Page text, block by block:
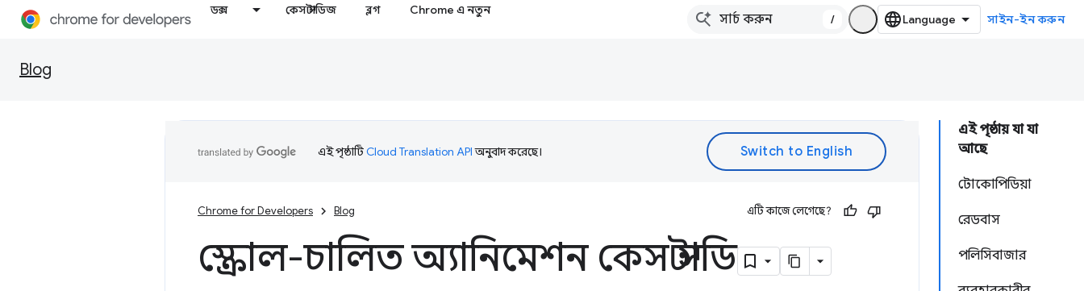
ডক্স কেস স্টাডিজ ব্লগ Chrome এ নতুন
/ সাইন-ইন করুন
Blog
এই পৃষ্ঠায় যা যা
আছে
টোকোপিডিয়া
রেডবাস
পলিসিবাজার
এই পৃষ্ঠাটিCloud Translation APIঅনুবাদ করেছে।
Chrome for Developers Blog এটি কাজে লেগেছে?
স্ক্রোল-চালিত অ্যানিমেশন কেস স্টাডি